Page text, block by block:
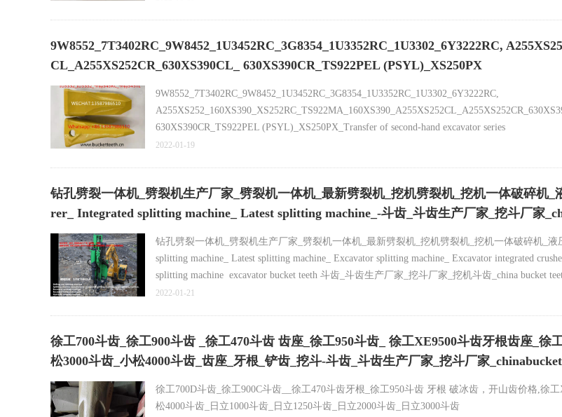
9W8552_7T3402RC_9W8452_1U3452RC_3G8354_1U3352RC_1U3302_6Y3222RC,
CL_A255XS252CR_630XS390CL_ 630XS390CR_TS922PEL (PSYL)_XS250PX
9W8552_7T3402RC_9W8452_1U3452RC_3G8354_1U3352RC_1U3302_6Y3222RC,
630XS390CR_TS922PEL (PSYL)_XS250PX_Transfer of second-hand excavator series
2022-01-19
钻孔劈裂一体机_劈裂机生产厂家_劈裂机一体机_最新劈裂机_挖机劈裂机_挖机一体破碎机
rer_ Integrated splitting machine_ Latest splitting machine_-斗齿_斗齿生产厂家_挖斗厂家
钻孔劈裂一体机_劈裂机生产厂家_劈裂机一体机_最新劈裂机_挖机劈裂机_挖机一体破碎机_液
splitting machine_ Latest splitting machine_ Excavator splitting machine_ Excavator integrated
splitting machine excavator bucket teeth 斗齿_斗齿生产厂家_挖斗厂家_挖机斗齿_china bucket
70SV2VX 75SV2SD 75SV2RX 75SV2VX 85SV2SD 85SV2RX 85SV2VX bucketteeth -Adapter
2022-01-21
徐工700斗齿_徐工900斗齿 _徐工470斗齿 齿座_徐工950斗齿_ 徐工XE9500斗齿牙根齿座_徐
松3000斗齿_小松4000斗齿_齿座_牙根_铲齿_挖斗-斗齿_斗齿生产厂家_挖斗厂家
徐工700D斗齿_徐工900C斗齿__徐工470斗齿牙根_徐工950斗齿 牙根 破冰齿，开山齿价格,徐
松4000斗齿_日立1000斗齿_日立1250斗齿_日立2000斗齿_日立3000斗齿